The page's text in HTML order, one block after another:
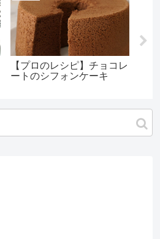
【プロのレシピ】チョコレ
ートのシフォンケーキ